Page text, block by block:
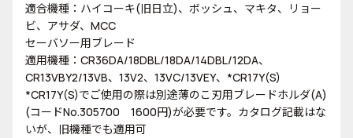
適合機種：ハイコーキ(旧日立)、ボッシュ、マキタ、リョー
ビ、アサダ、MCC
セーバソー用ブレード
適用機種：CR36DA/18DBL/18DA/14DBL/12DA、
CR13VBY2/13VB、13V2、13VC/13VEY、*CR17Y(S)
*CR17Y(S)でご使用の際は別途薄のこ刃用ブレードホルダ(A)
(コードNo.305700 1600円)が必要です。カタログ記載はな
いが、旧機種でも適用可